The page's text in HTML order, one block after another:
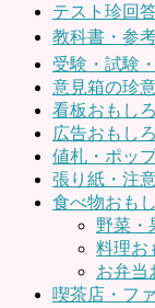
テスト珍回
教科書・参
受験・試験
意見箱の珍
看板おもし
広告おもし
値札・ポッ
張り紙・注
食べ物おも
野菜・
料理お
お弁当
喫茶店・フ